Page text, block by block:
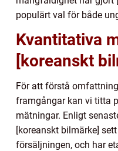
populärt val för både
Kvantitativa
[koreanskt
För att förstå
framgångar kan vi titta
mätningar. Enligt
[koreanskt bilmärke]
försäljningen, och har